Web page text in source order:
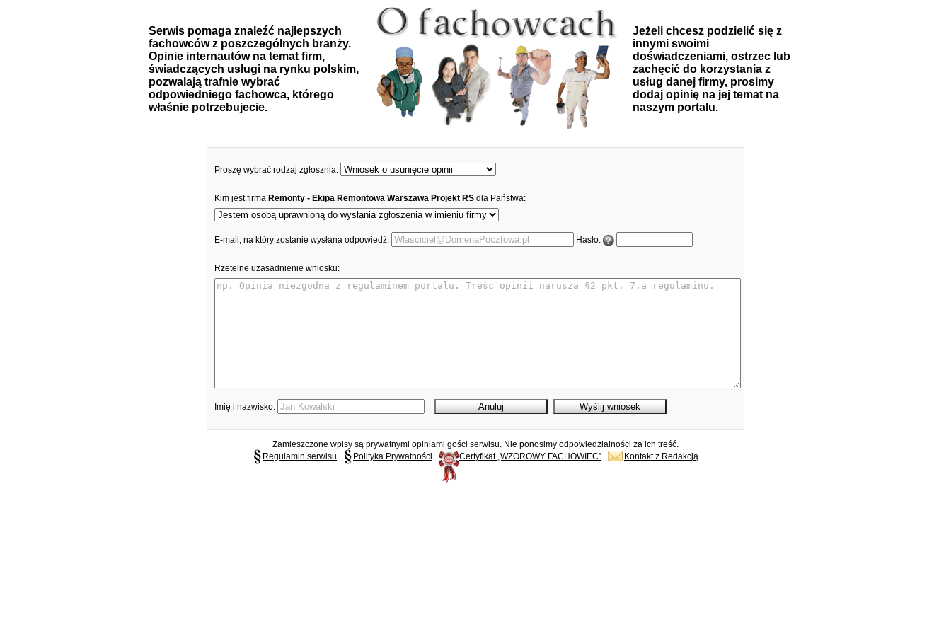
Serwis pomaga znaleźć najlepszych
fachowców z poszczególnych branży.
Opinie internautów na temat firm,
świadczących usługi na rynku polskim,
pozwalają trafnie wybrać
odpowiedniego fachowca, którego
właśnie potrzebujecie.
Jeżeli chcesz podzielić się z
innymi swoimi
doświadczeniami, ostrzec lub
zachęcić do korzystania z
usług danej firmy, prosimy
dodaj opinię na jej temat na
naszym portalu.
Proszę wybrać rodzaj zgłosznia:
Kim jest firma Remonty - Ekipa Remontowa Warszawa Projekt RS dla Państwa:
E-mail, na który zostanie wysłana odpowiedź: Hasło:
Rzetelne uzasadnienie wniosku:
Imię i nazwisko:
Zamieszczone wpisy są prywatnymi opiniami gości serwisu. Nie ponosimy odpowiedzialności za ich treść.
Regulamin serwisu
Polityka Prywatności Certyfikat „WZOROWY FACHOWIEC” Kontakt z Redakcją